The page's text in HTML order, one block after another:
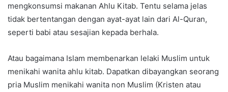
mengkonsumsi makanan Ahlu Kitab. Tentu selama jelas
tidak bertentangan dengan ayat-ayat lain dari Al-Quran,
seperti babi atau sesajian kepada berhala.
Atau bagaimana Islam membenarkan lelaki Muslim untuk
menikahi wanita ahlu kitab. Dapatkan dibayangkan seorang
pria Muslim menikahi wanita non Muslim (Kristen atau